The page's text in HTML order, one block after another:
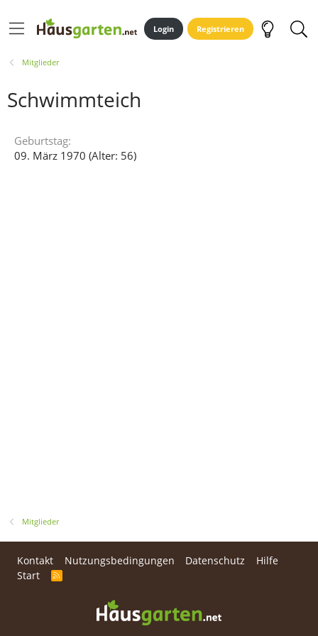
Login Registrieren
Mitglieder
Schwimmteich
Geburtstag
09. März 1970 (Alter: 56)
Mitglieder
Kontakt Nutzungsbedingungen Datenschutz
Hilfe
Start
R